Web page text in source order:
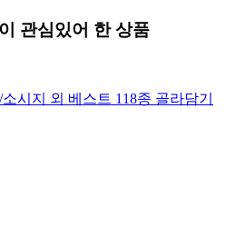
관심있어 한 상품
시지 외 베스트 118종 골라담기